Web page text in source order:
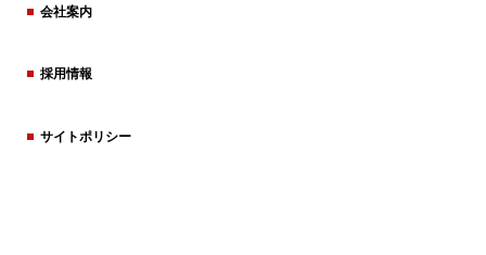
会社案内
採用情報
サイトポリシー